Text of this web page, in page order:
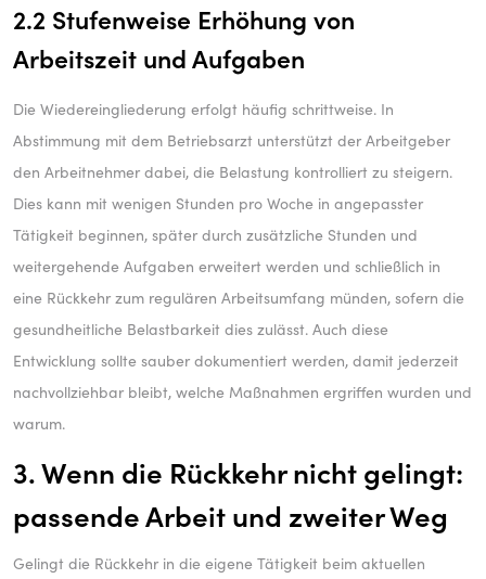
2.2 Stufenweise Erhöhung von
Arbeitszeit und Aufgaben
Die Wiedereingliederung erfolgt häufig schrittweise. In
Abstimmung mit dem Betriebsarzt unterstützt der Arbeitgeber
den Arbeitnehmer dabei, die Belastung kontrolliert zu steigern.
Dies kann mit wenigen Stunden pro Woche in angepasster
Tätigkeit beginnen, später durch zusätzliche Stunden und
weitergehende Aufgaben erweitert werden und schließlich in
eine Rückkehr zum regulären Arbeitsumfang münden, sofern die
gesundheitliche Belastbarkeit dies zulässt. Auch diese
Entwicklung sollte sauber dokumentiert werden, damit jederzeit
nachvollziehbar bleibt, welche Maßnahmen ergriffen wurden und
warum.
3. Wenn die Rückkehr nicht gelingt:
passende Arbeit und zweiter Weg
Gelingt die Rückkehr in die eigene Tätigkeit beim aktuellen